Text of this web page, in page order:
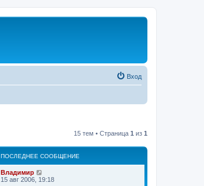
Вход
15 тем • Страница 1 из 1
ПОСЛЕДНЕЕ СООБЩЕНИЕ
Владимир
15 авг 2006, 19:18